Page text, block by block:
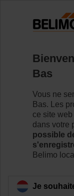
SRD230A
Retour a la
Bas
Vous ne
Bas. Les
ce site
dans votre
possible
Belimo
Je